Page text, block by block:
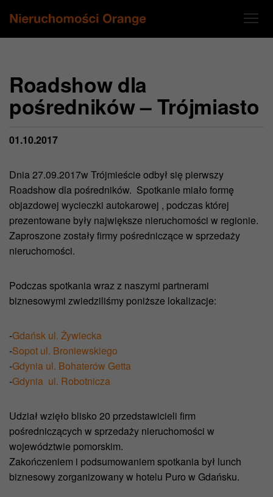
Roadshow dla
pośredników – Trójmiasto
01.10.2017
Dnia 27.09.2017w Trójmieście odbył się pierwszy
Roadshow dla pośredników. Spotkanie miało formę
objazdowej wycieczki autokarowej , podczas której
prezentowane były największe nieruchomości w regionie.
Zaproszone zostały firmy pośredniczące w sprzedaży
nieruchomości.
Podczas spotkania wraz z naszymi partnerami
biznesowymi zwiedziliśmy poniższe lokalizacje:
-Gdańsk ul. Żywiecka
-Sopot ul. Broniewskiego
-Gdynia ul. Bohaterów Getta
-Gdynia ul. Robotnicza
Udział wzięło blisko 20 przedstawicieli firm
pośredniczących w sprzedaży nieruchomości w
województwie pomorskim.
Zakończeniem i podsumowaniem spotkania był lunch
biznesowy zorganizowany w hotelu Puro w Gdańsku.